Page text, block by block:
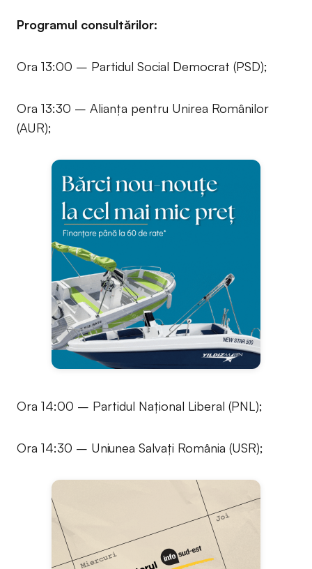
Programul consultărilor:
Ora 13:00 – Partidul Social Democrat (PSD);
Ora 13:30 – Alianța pentru Unirea Românilor
(AUR);
Ora 14:00 – Partidul Național Liberal (PNL);
Ora 14:30 – Uniunea Salvați România (USR);